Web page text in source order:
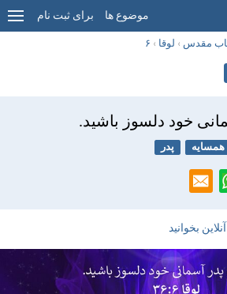
موضوع ها برای ثبت نام
مقدس › لوقا › ۶
خود دلسوز باشيد.
همسایه پدر
بخوانید